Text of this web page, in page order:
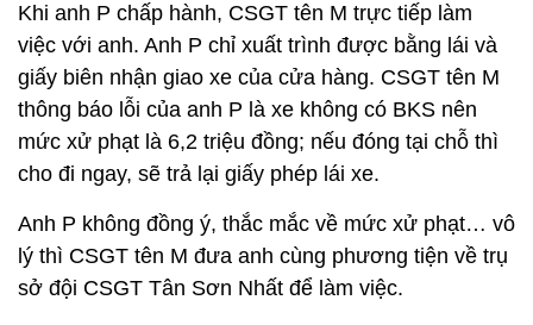
Khi anh P chấp hành, CSGT tên M trực tiếp làm
việc với anh. Anh P chỉ xuất trình được bằng lái và
giấy biên nhận giao xe của cửa hàng. CSGT tên M
thông báo lỗi của anh P là xe không có BKS nên
mức xử phạt là 6,2 triệu đồng; nếu đóng tại chỗ thì
cho đi ngay, sẽ trả lại giấy phép lái xe.
Anh P không đồng ý, thắc mắc về mức xử phạt… vô
lý thì CSGT tên M đưa anh cùng phương tiện về trụ
sở đội CSGT Tân Sơn Nhất để làm việc.